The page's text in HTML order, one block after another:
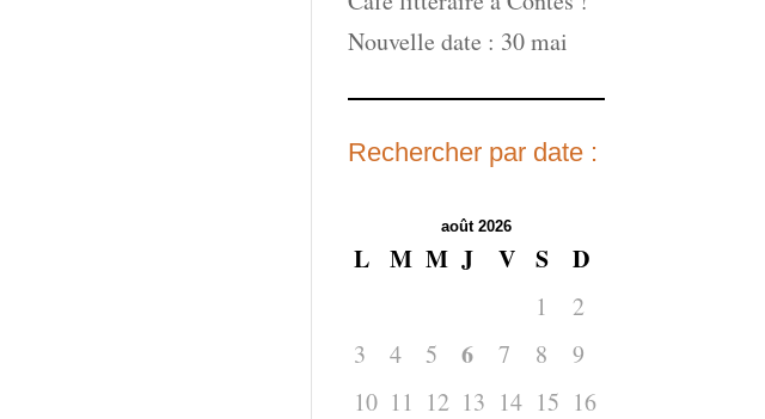
Nouvelle date : 30 mai
Rechercher par date :
août 2026
L M M J V S D
1
2
3
4 5 6 7 8
9
10 11 12 13 14 15 16